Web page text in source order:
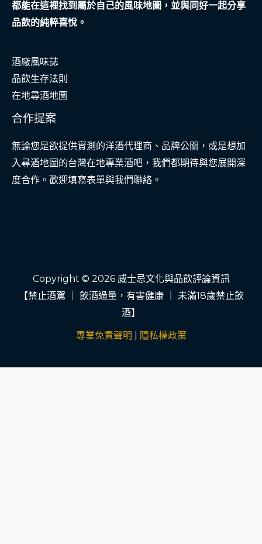
都能在這裡找到屬於自己的風味地圖，並與同好一起分享
品飲的純粹喜悅。
酒廠風味誌
品飲生存法則
在地尋酒地圖
合作提案
無論您是欲提供實測的洋酒代理商、品牌公關，或是想加
入尋酒地圖的台灣在地專業酒吧，我們都期待與您展開深
度合作。歡迎填寫表單與我們聯絡。
Copyright © 2026 威士忌文化與品飲評論資訊
【禁止酒駕 ｜ 飲酒過量，有害健康 ｜ 未滿18歲禁止飲
酒】
專業免責聲明 隱私權政策